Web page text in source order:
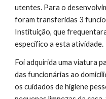
utentes. Para o
foram transferidas 3
Instituição, que
específico a esta atividade.
Foi adquirida uma viatura
das funcionárias ao
os cuidados de higiene